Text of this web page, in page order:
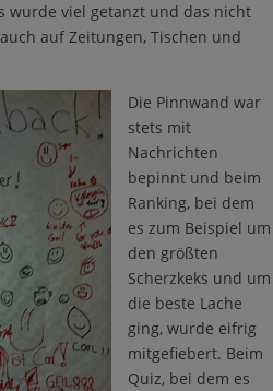
wurde viel getanzt und das nicht
auf Zeitungen, Tischen und
Die Pinnwand war
stets mit
Nachrichten
bepinnt und beim
Ranking, bei dem
es zum Beispiel um
den größten
Scherzkeks und um
die beste Lache
ging, wurde eifrig
mitgefiebert. Beim
Quiz, bei dem es